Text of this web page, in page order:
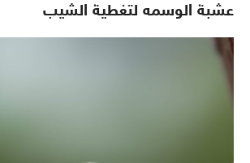
عشبة الوسمه لتغطية الشيب